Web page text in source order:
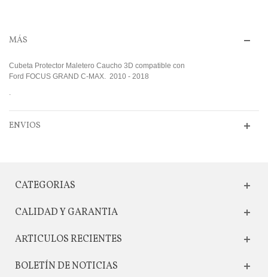
MÁS
Cubeta Protector Maletero Caucho 3D compatible con
Ford FOCUS GRAND C-MAX. 2010 - 2018
.
ENVIOS
CATEGORIAS
CALIDAD Y GARANTIA
ARTICULOS RECIENTES
BOLETÍN DE NOTICIAS